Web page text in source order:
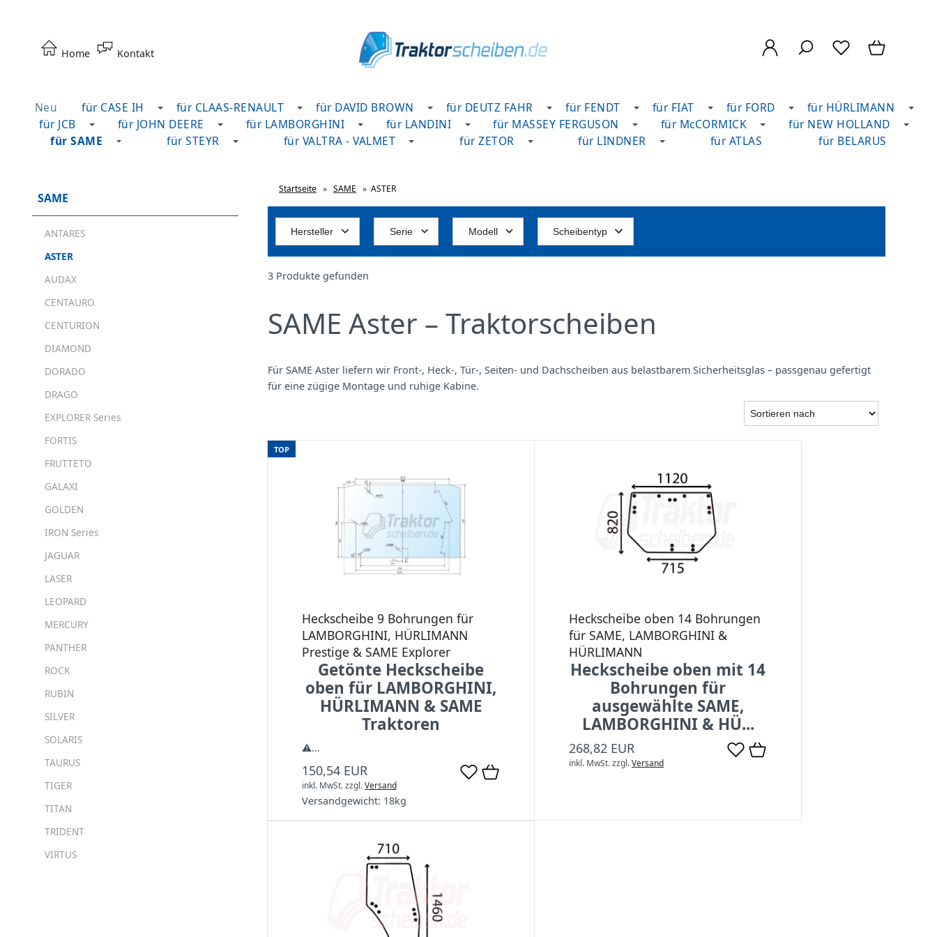
Home Kontakt
Neu für CASE IH für CLAAS-RENAULT für DAVID BROWN für DEUTZ FAHR für FENDT für FIAT für FORD
für HÜRLIMANN
für JCB
für JOHN DEERE für LAMBORGHINI für LANDINI für MASSEY FERGUSON für McCORMICK
für NEW HOLLAND
für SAME
für STEYR für VALTRA - VALMET für ZETOR für LINDNER für ATLAS für BELARUS
SAME
ANTARES
ASTER
AUDAX
CENTAURO
CENTURION
DIAMOND
DORADO
DRAGO
EXPLORER Series
FORTIS
FRUTTETO
GALAXI
GOLDEN
IRON Series
JAGUAR
LASER
LEOPARD
MERCURY
PANTHER
ROCK
RUBIN
SILVER
SOLARIS
TAURUS
TIGER
TITAN
TRIDENT
VIRTUS
Startseite » SAME » ASTER
Hersteller Serie Modell Scheibentyp
3 Produkte gefunden
SAME Aster – Traktorscheiben
Für SAME Aster liefern wir Front‑, Heck‑, Tür‑, Seiten‑ und Dachscheiben aus belastbarem Sicherheitsglas – passgenau gefertigt
für eine zügige Montage und ruhige Kabine.
TOP
Heckscheibe 9 Bohrungen für
LAMBORGHINI, HÜRLIMANN
Prestige & SAME Explorer
Getönte Heckscheibe
oben für LAMBORGHINI,
HÜRLIMANN & SAME
Traktoren
⚠️...
150,54 EUR
inkl. MwSt.zzgl.Versand
Versandgewicht: 18kg
Heckscheibe oben 14 Bohrungen
für SAME, LAMBORGHINI &
HÜRLIMANN
Heckscheibe oben mit 14
Bohrungen für
ausgewählte SAME,
LAMBORGHINI & HÜ...
268,82 EUR
inkl. MwSt.zzgl.Versand